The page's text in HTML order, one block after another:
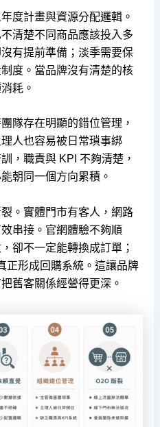
度計畫與資源分配邏輯。
清楚不同商品應該投入多
有提前準備；淡季需要保
度。當品牌沒有清楚的核
耗。
隊存在明顯的錯位管理，
人也容易被日常瑣事綁
，職責與 KPI 不夠清楚，
朝同一個方向累積。
。實體門市有客人，網路
串接。官網體驗不夠順
卻不一定能轉換成訂單；
正形成回購系統。這讓品牌
舊客關係經營得更深。